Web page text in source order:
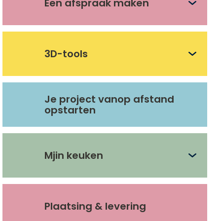
Een afspraak maken
Het voorbereiden van je afspraak
De verschillende stappen van een project
Een winkel vinden
Een afspraak maken
3D-tools
Simulator
De 3D-tool
Je project vanop afstand
opstarten
Mjin keuken
De opstelling
Materialen & kleuren
Plaatsing & levering